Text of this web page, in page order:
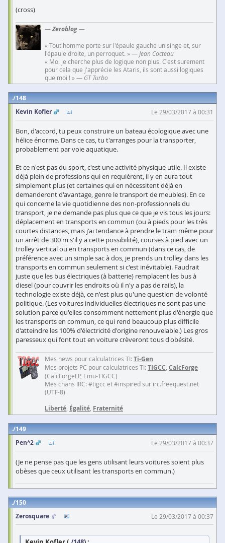
(cross)
—Zeroblog—
« Tout homme porte sur l'épaule gauche un singe et, sur
l'épaule droite, un perroquet. » —Jean Cocteau
« Moi je cherche plus de logique non plus. C'est surement
pour cela que j'apprécie les Ataris, ils sont aussi logiques
que moi ! » — GT Turbo
148
Kevin Kofler
Le 29/03/2017 à 00:31
Bon, d'accord, tu peux construire un bateau écologique avec une
hélice énorme. Dans ce cas, tu t'arranges pour la transporter,
probablement par voie aquatique.
Et ce n'est pas du sport, c'est une activité physique utile. Il existe
déjà plein de professions qui en requièrent, il y en aura tout
simplement plus (et certaines qui en nécessitent déjà en
demanderont d'avantage, genre le transport de meubles). En ce
qui concerne la vie quotidienne des non-professionnels du
transport, je ne demande pas plus que ce que je vis tous les jours:
déplacement en transports en commun (ou à pieds pour les très
courtes distances, mais j'ai tendance à prendre le tram même pour
un arrêt de 300 m s'il y a cette possibilité), courses à pied avec un
trolley vertical ou en transports en commun (dans ce cas, de
préférence avec un simple sac à dos, je prends un trolley dans les
transports en commun seulement si c'est inévitable). Faudrait
juste que les bus électriques (à batterie) remplacent les bus à
diesel (pour couvrir les endroits où il n'y a pas de rails), la
technologie existe déjà, ce n'est plus qu'une question de volonté
politique. (Les voitures individuelles électriques ne sont pas une
solution parce qu'elles consomment nettement plus d'énergie que
les transports en commun, ce qui rend beaucoup plus difficile
d'atteindre les 100% d'électricité d'origine renouvelable.) Les gros
paresseux qui font tout en voiture crèveront tous d'obésité.
Mes news pour calculatrices TI: Ti-Gen
Mes projets PC pour calculatrices TI: TIGCC, CalcForge
(CalcForgeLP, Emu-TIGCC)
Mes chans IRC: #tigcc et #inspired sur irc.freequest.net
(UTF-8)
Liberté, Égalité, Fraternité
149
Pen^2
Le 29/03/2017 à 00:37
(Je ne pense pas que les gens utilisant leurs voitures soient plus
obèses que ceux utilisant les transports en commun.)
150
Zerosquare
Le 29/03/2017 à 00:37